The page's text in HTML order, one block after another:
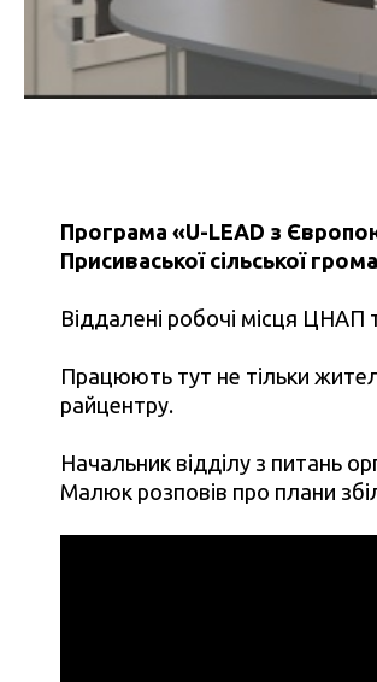
Програма «U-LEAD з
Присиваської сільської
Віддалені робочі місця ЦНАП
Працюють тут не тільки
райцентру.
Начальник відділу з питань
Малюк розповів про плани